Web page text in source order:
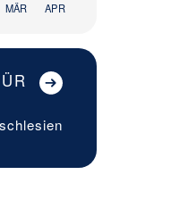
MÄR
APR